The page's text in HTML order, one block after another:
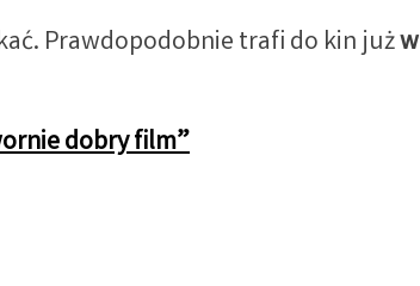
Prawdopodobnie trafi do kin już
dobry film”